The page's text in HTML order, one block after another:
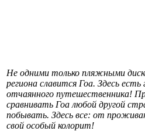
Не одними только пляжными
региона славится Гоа. Здесь есть
отчаянного путешественника!
сравнивать Гоа любой другой
побывать. Здесь все: от
свой особый колорит!